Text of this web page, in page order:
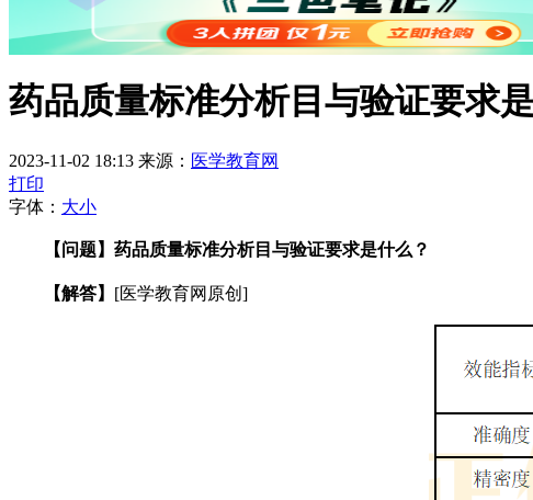
药品质量标准分析目与验证要求
2023-11-02 18:13 来源： 医学教育网
打印
字体： 大小
【问题】药品质量标准分析目与验证要求是什么？
【解答】 [医学教育网原创]